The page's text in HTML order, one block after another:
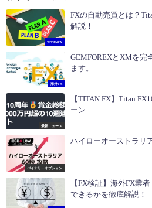
TITANFX
FXの自動売買とは？
解説！
海外FX
GEMFOREXとXMを完
ます。
最新ニュース
【TITAN FX】Titan
ーン
バイナリーオプション
ハイローオーストラリ
【FX検証】海外FX業
できるかを徹底解説！